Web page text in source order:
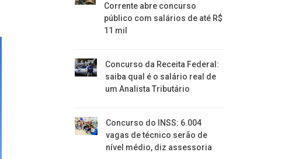
Corrente abre concurso
público com salários de até R$
11 mil
Concurso da Receita Federal:
saiba qual é o salário real de
um Analista Tributário
Concurso do INSS: 6.004
vagas de técnico serão de
nível médio, diz assessoria